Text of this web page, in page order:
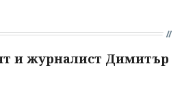
и журналист Димитър